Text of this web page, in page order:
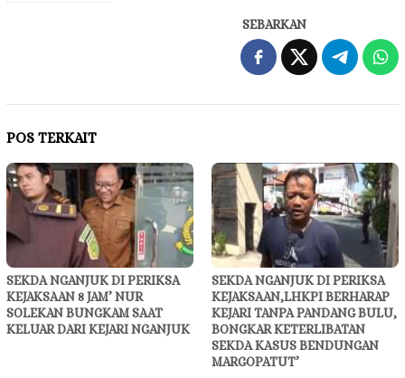
SEBARKAN
POS TERKAIT
SEKDA NGANJUK DI PERIKSA
KEJAKSAAN 8 JAM’ NUR
SOLEKAN BUNGKAM SAAT
KELUAR DARI KEJARI NGANJUK
SEKDA NGANJUK DI PERIKSA
KEJAKSAAN,LHKPI BERHARAP
KEJARI TANPA PANDANG BULU,
BONGKAR KETERLIBATAN
SEKDA KASUS BENDUNGAN
MARGOPATUT’